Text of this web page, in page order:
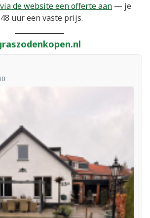
de website een offerte aan — je
uur een vaste prijs.